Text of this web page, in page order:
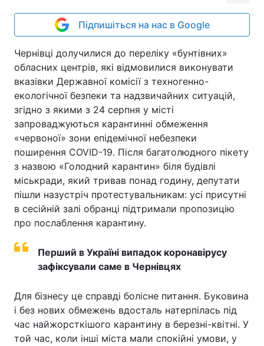
Підпишіться на нас в Google
Чернівці долучилися до переліку «бунтівних»
обласних центрів, які відмовилися виконувати
вказівки Державної комісії з техногенно-
екологічної безпеки та надзвичайних ситуацій,
згідно з якими з 24 серпня у місті
запроваджуються карантинні обмеження
«червоної» зони епідемічної небезпеки
поширення COVID-19. Після багатолюдного пікету
з назвою «Голодний карантин» біля будівлі
міськради, який тривав понад годину, депутати
пішли назустріч протестувальникам: усі присутні
в сесійній залі обранці підтримали пропозицію
про послаблення карантину.
Перший в Україні випадок коронавірусу
зафіксували саме в Чернівцях
Для бізнесу це справді болісне питання. Буковина
і без нових обмежень вдосталь натерпілась під
час найжорсткішого карантину в березні-квітні. У
той час, коли інші міста мали спокійні умови, у